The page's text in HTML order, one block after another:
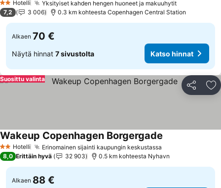
2 Tähtiluokitus
Hotelli Yksityiset kahden hengen huoneet ja makuuhytitKatso
7,2 3 006 0.3 km kohteesta Copenhagen Central Station
Alkaen 70 €
Näytä hinnat 7 sivustolta Katso hinnat
Jaa
Suosittu valinta
2 Tähtiluokitus
Hotelli Erinomainen sijainti kaupungin keskustassa
Wakeup Copenhagen Borgergade
8,0 Erittäin hyvä 32 903 0.5 km kohteesta Nyhavn
Alkaen 88 €